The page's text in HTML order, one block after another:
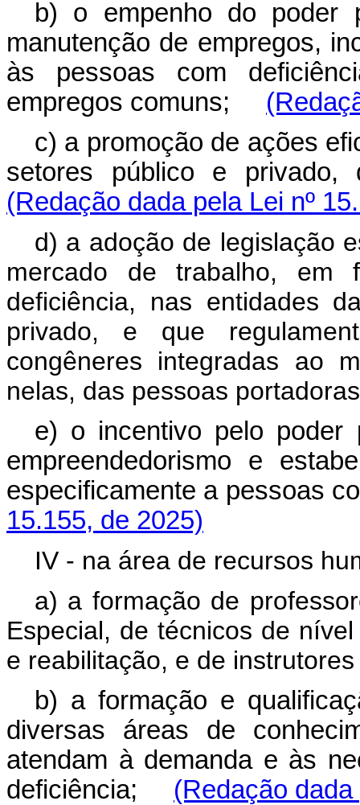
b) o empenho do poder
manutenção de empregos,
às pessoas com
empregos comuns;
c) a promoção de ações
setores público e
(Redação dada pela Lei nº
d) a adoção de legislação
mercado de trabalho, em
deficiência, nas entidades
privado, e que
congêneres integradas ao
nelas, das pessoas
e) o incentivo pelo poder
empreendedorismo e
especificamente a pessoas
15.155, de 2025)
IV - na área de recursos
a) a formação de
Especial, de técnicos de
e reabilitação, e de
b) a formação e
diversas áreas de
atendam à demanda e às
deficiência; (Redação